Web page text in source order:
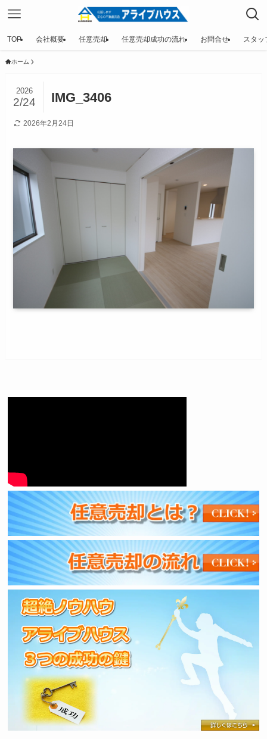
TOP 会社概要 任意売却 任意売却成功の流れ お問合せ スタッ
ホーム
IMG_3406
2026
2/24
2026年2月24日